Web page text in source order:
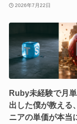
2026年7月22日
Ruby未経験で月
出した僕が教える
ニアの単価が本当